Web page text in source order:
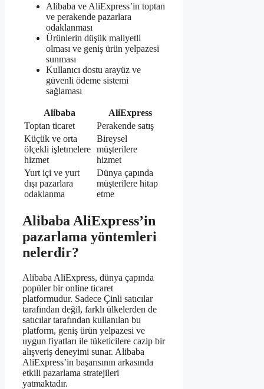
Alibaba ve AliExpress’in toptan
ve perakende pazarlara
odaklanması
Ürünlerin düşük maliyetli
olması ve geniş ürün yelpazesi
sunması
Kullanıcı dostu arayüz ve
güvenli ödeme sistemi
sağlaması
Alibaba
AliExpress
Toptan ticaret
Perakende satış
Küçük ve orta
ölçekli işletmelere
hizmet
Bireysel
müşterilere
hizmet
Yurt içi ve yurt
dışı pazarlara
odaklanma
Dünya çapında
müşterilere hitap
etme
Alibaba AliExpress’in
pazarlama yöntemleri
nelerdir?
Alibaba AliExpress, dünya çapında
popüler bir online ticaret
platformudur. Sadece Çinli satıcılar
tarafından değil, farklı ülkelerden de
satıcılar tarafından kullanılan bu
platform, geniş ürün yelpazesi ve
uygun fiyatları ile tüketicilere cazip bir
alışveriş deneyimi sunar. Alibaba
AliExpress’in başarısının arkasında
etkili pazarlama stratejileri
yatmaktadır.